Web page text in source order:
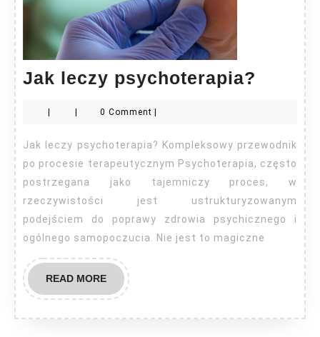
Jak leczy psychoterapia?
| | 0 Comment |
Jak leczy psychoterapia? Kompleksowy przewodnik
po procesie terapeutycznym Psychoterapia, często
postrzegana jako tajemniczy proces, w
rzeczywistości jest ustrukturyzowanym
podejściem do poprawy zdrowia psychicznego i
ogólnego samopoczucia. Nie jest to magiczne
READ MOREREAD
MORE